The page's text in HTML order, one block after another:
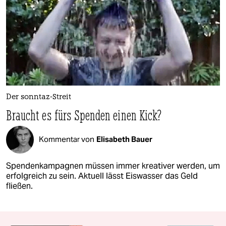
Der sonntaz-Streit
Braucht es fürs Spenden einen Kick?
Kommentar von Elisabeth Bauer
Spendenkampagnen müssen immer kreativer werden, um
erfolgreich zu sein. Aktuell lässt Eiswasser das Geld
fließen.